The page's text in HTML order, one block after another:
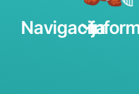
Navigacija